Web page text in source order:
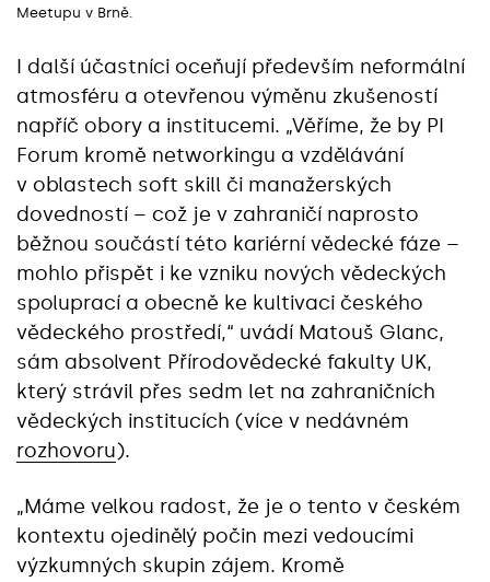
Meetupu v Brně.
I další účastníci oceňují především neformální
atmosféru a otevřenou výměnu zkušeností
napříč obory a institucemi. „Věříme, že by PI
Forum kromě networkingu a vzdělávání
v oblastech soft skill či manažerských
dovedností – což je v zahraničí naprosto
běžnou součástí této kariérní vědecké fáze –
mohlo přispět i ke vzniku nových vědeckých
spoluprací a obecně ke kultivaci českého
vědeckého prostředí,“ uvádí Matouš Glanc,
sám absolvent Přírodovědecké fakulty UK,
který strávil přes sedm let na zahraničních
vědeckých institucích (více v nedávném
rozhovoru).
„Máme velkou radost, že je o tento v českém
kontextu ojedinělý počin mezi vedoucími
výzkumných skupin zájem. Kromě